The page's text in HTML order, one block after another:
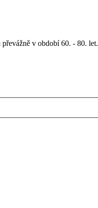
v období 60. - 80. let.